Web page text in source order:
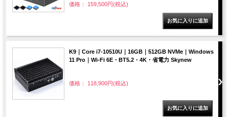
価格： 159,500円(税込)
K9｜Core i7-10510U｜16GB｜512GB NVMe｜Windows
11 Pro｜Wi-Fi 6E・BT5.2・4K・省電力 Skynew
価格： 118,900円(税込)